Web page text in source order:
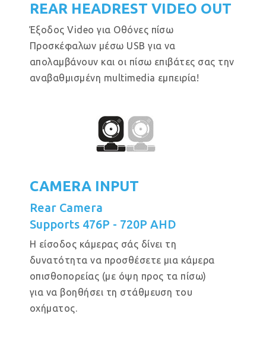
REAR HEADREST VIDEO OUT
Έξοδος Video για Οθόνες πίσω
Προσκέφαλων μέσω USB για να
απολαμβάνουν και οι πίσω επιβάτες σας την
αναβαθμισμένη multimedia εμπειρία!
CAMERA INPUT
Rear Camera
Supports 476P - 720P AHD
Η είσοδος κάμερας σάς δίνει τη
δυνατότητα να προσθέσετε μια κάμερα
οπισθοπορείας (με όψη προς τα πίσω)
για να βοηθήσει τη στάθμευση του
οχήματος.